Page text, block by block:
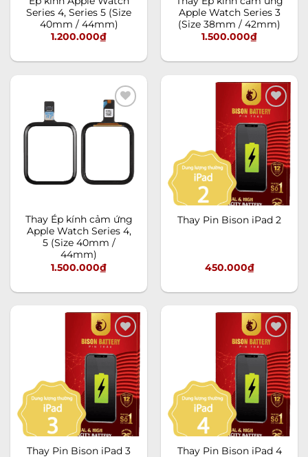
Series 4, Series 5 (Size
40mm / 44mm)
1.200.000₫
Apple Watch Series 3
(Size 38mm / 42mm)
1.500.000₫
Add to
wishlist
Thay Ép kính cảm ứng
Apple Watch Series 4,
5 (Size 40mm /
44mm)
1.500.000₫
Add to
wishlist
Thay Pin Bison iPad 2
450.000₫
Add to
wishlist
Thay Pin Bison iPad 3
Add to
wishlist
Thay Pin Bison iPad 4